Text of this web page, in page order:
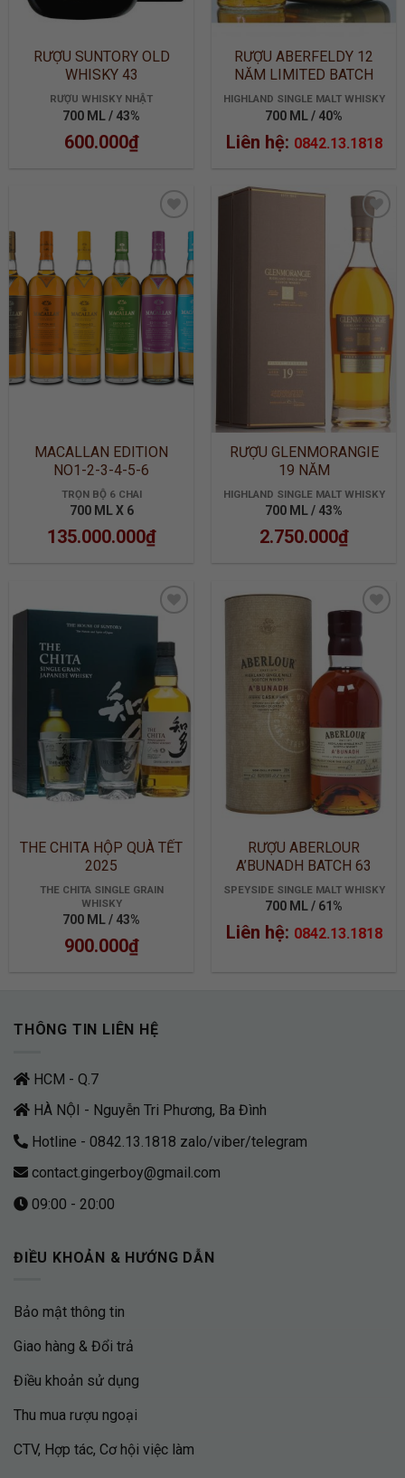
RƯỢU SUNTORY OLD
WHISKY 43
RƯỢU WHISKY NHẬT
700 ML / 43%
600.000₫
RƯỢU ABERFELDY 12
NĂM LIMITED BATCH
2905
HIGHLAND SINGLE MALT WHISKY
700 ML / 40%
Liên hệ: 0842.13.1818
ADD TO
WISHLIST
MACALLAN EDITION
NO1-2-3-4-5-6
TRỌN BỘ 6 CHAI
700 ML X 6
135.000.000₫
ADD TO
WISHLIST
RƯỢU GLENMORANGIE
19 NĂM
HIGHLAND SINGLE MALT WHISKY
700 ML / 43%
2.750.000₫
WISHLIST
THE CHITA HỘP QUÀ TẾT
2025
THE CHITA SINGLE GRAIN
WHISKY
700 ML / 43%
900.000₫
ADD TO
WISHLIST
RƯỢU ABERLOUR
A’BUNADH BATCH 63
SPEYSIDE SINGLE MALT WHISKY
700 ML / 61%
Liên hệ: 0842.13.1818
THÔNG TIN LIÊN HỆ
HCM - Q.7
HÀ NỘI - Nguyễn Tri Phương, Ba Đình
Hotline - 0842.13.1818 zalo/viber/telegram
contact.gingerboy@gmail.com
09:00 - 20:00
ĐIỀU KHOẢN & HƯỚNG DẪN
Bảo mật thông tin
Giao hàng & Đổi trả
Điều khoản sử dụng
Thu mua rượu ngoại
CTV, Hợp tác, Cơ hội việc làm